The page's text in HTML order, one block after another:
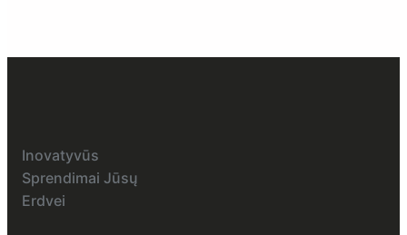
Inovatyvūs
Sprendimai Jūsų
Erdvei